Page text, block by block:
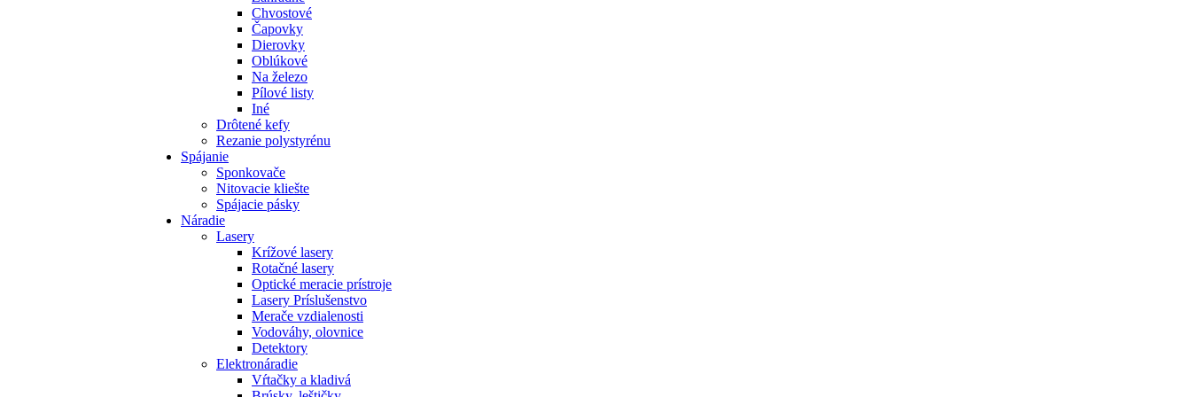
Chvostové
Čapovky
Dierovky
Oblúkové
Na železo
Pílové listy
Iné
Drôtené kefy
Rezanie polystyrénu
Spájanie
Sponkovače
Nitovacie kliešte
Spájacie pásky
Náradie
Lasery
Krížové lasery
Rotačné lasery
Optické meracie prístroje
Lasery Príslušenstvo
Merače vzdialenosti
Vodováhy, olovnice
Detektory
Elektronáradie
Vŕtačky a kladivá